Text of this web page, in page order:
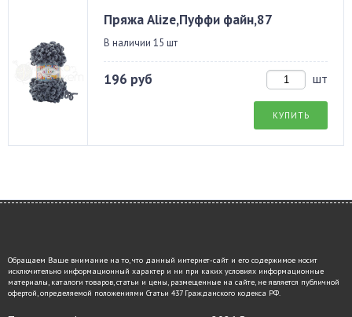
Пряжа Alize,Пуффи файн,87
В наличии 15 шт
196 руб шт
КУПИТЬ
Обращаем Ваше внимание на то, что данный интернет-сайт и его содержимое носит
исключительно информационный характер и ни при каких условиях информационные
материалы, каталоги товаров, статьи и цены, размещенные на сайте, не является публичной
офертой, определяемой положениями Статьи 437 Гражданского кодекса РФ.